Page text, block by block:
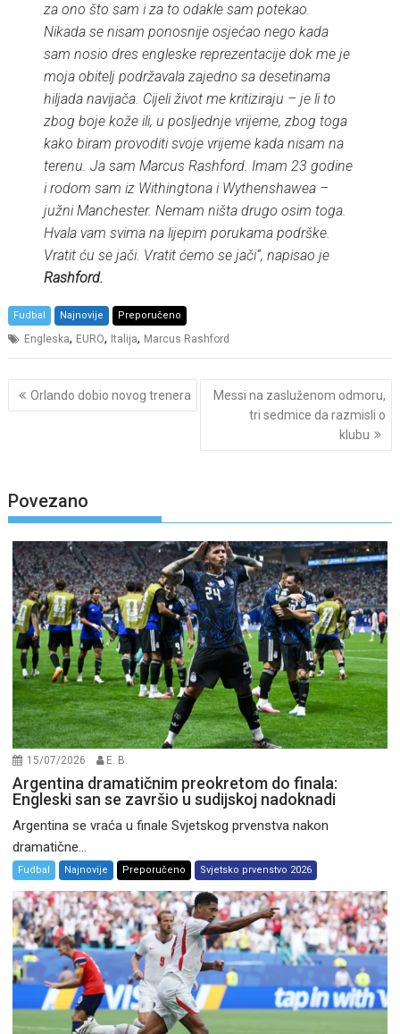
za ono što sam i za to odakle sam potekao.
Nikada se nisam ponosnije osjećao nego kada
sam nosio dres engleske reprezentacije dok me je
moja obitelj podržavala zajedno sa desetinama
hiljada navijača. Cijeli život me kritiziraju – je li to
zbog boje kože ili, u posljednje vrijeme, zbog toga
kako biram provoditi svoje vrijeme kada nisam na
terenu. Ja sam Marcus Rashford. Imam 23 godine
i rodom sam iz Withingtona i Wythenshawea –
južni Manchester. Nemam ništa drugo osim toga.
Hvala vam svima na lijepim porukama podrške.
Vratit ću se jači. Vratit ćemo se jači“, napisao je
Rashford.
Fudbal Najnovije Preporučeno
Engleska, EURO, Italija, Marcus Rashford
Post
navigation
Orlando dobio novog trenera
Messi na zasluženom odmoru,
tri sedmice da razmisli o
klubu
Povezano
15/07/2026 E. B.
Argentina dramatičnim preokretom do finala:
Engleski san se završio u sudijskoj nadoknadi
Argentina se vraća u finale Svjetskog prvenstva nakon
dramatične...
Fudbal Najnovije Preporučeno Svjetsko prvenstvo 2026